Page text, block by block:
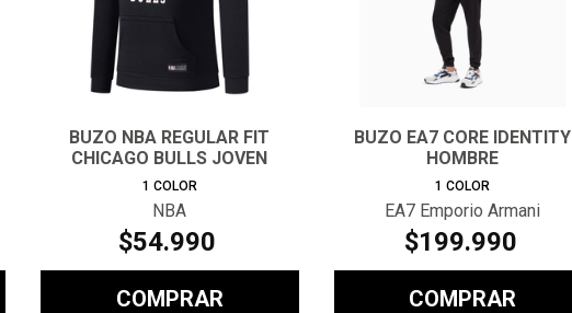
BUZO NBA REGULAR FIT
CHICAGO BULLS JOVEN
1 COLOR
NBA
$54.990
COMPRAR
BUZO EA7 CORE IDENTITY
HOMBRE
1 COLOR
EA7 Emporio Armani
$199.990
COMPRAR